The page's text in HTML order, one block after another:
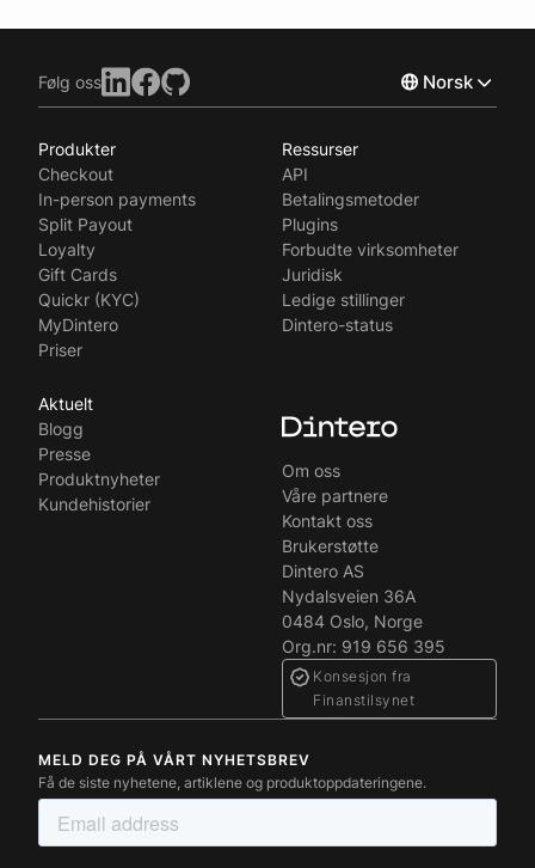
Følg oss Norsk
Svenska
Produkter
Checkout
In-person payments
Split Payout
Loyalty
Gift Cards
Quickr (KYC)
MyDintero
Priser
Ressurser
API
Betalingsmetoder
Plugins
Forbudte virksomheter
Juridisk
Ledige stillinger
Dintero-status
Aktuelt
Blogg
Presse
Produktnyheter
Kundehistorier
Om oss
Våre partnere
Kontakt oss
Brukerstøtte
Dintero AS
Nydalsveien 36A
0484 Oslo, Norge
Org.nr: 919 656 395
Konsesjon fra
Finanstilsynet
MELD DEG PÅ VÅRT NYHETSBREV
Få de siste nyhetene, artiklene og produktoppdateringene.